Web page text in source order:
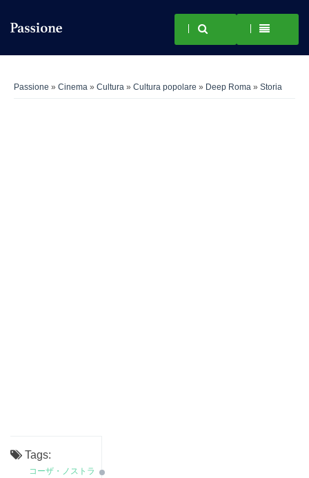
Passione » Cinema » Cultura » Cultura popolare » Deep Roma » Storia
Tags:
コーザ・ノストラ